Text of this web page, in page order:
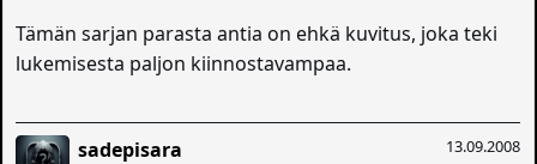
Tämän sarjan parasta antia on ehkä kuvitus, joka teki
lukemisesta paljon kiinnostavampaa.
13.09.2008
sadepisara